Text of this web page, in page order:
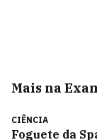
Mais na
CIÊNCIA
Foguete da